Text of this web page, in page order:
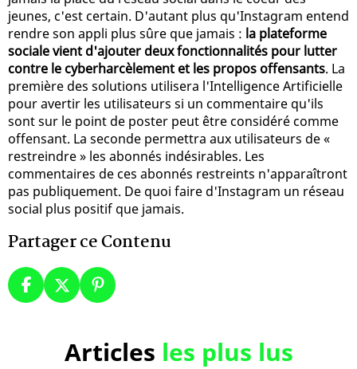
jeunes, c'est certain. D'autant plus qu'Instagram entend
rendre son appli plus sûre que jamais : la plateforme
sociale vient d'ajouter deux fonctionnalités pour lutter
contre le cyberharcèlement et les propos offensants. La
première des solutions utilisera l'Intelligence Artificielle
pour avertir les utilisateurs si un commentaire qu'ils
sont sur le point de poster peut être considéré comme
offensant. La seconde permettra aux utilisateurs de «
restreindre » les abonnés indésirables. Les
commentaires de ces abonnés restreints n'apparaîtront
pas publiquement. De quoi faire d'Instagram un réseau
social plus positif que jamais.
Partager ce Contenu
Articles les plus lus